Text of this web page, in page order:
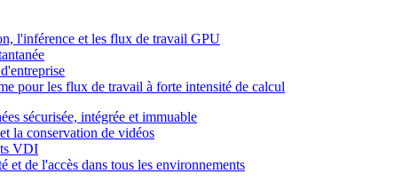
l'inférence et les flux de travail GPU
pour les flux de travail à forte intensité de calcul
sécurisée, intégrée et immuable
la conservation de vidéos
VDI
et de l'accès dans tous les environnements